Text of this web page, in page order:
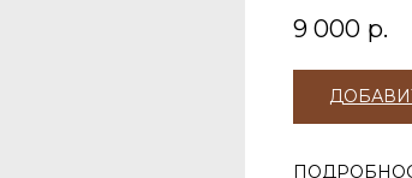
9 000 р.